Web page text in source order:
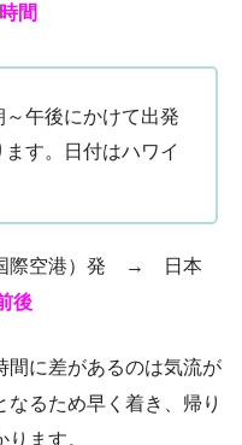
間
午後にかけて出発
す。日付はハワイ
国際空港）発 → 日本
後
間に差があるのは気流が
るため早く着き、帰り
ます。